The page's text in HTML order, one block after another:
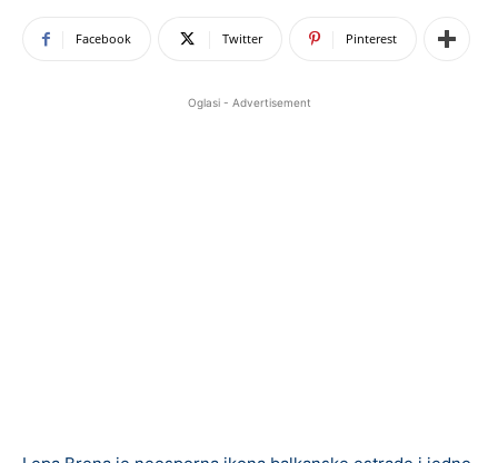
Facebook Twitter Pinterest
Oglasi - Advertisement